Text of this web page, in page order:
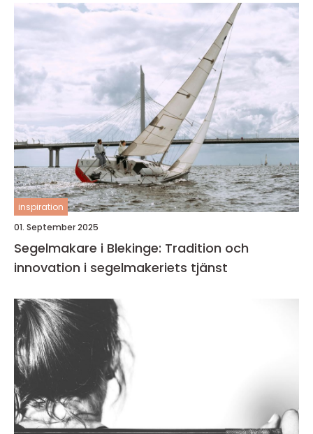
inspiration
01. September 2025
Segelmakare i Blekinge: Tradition och
innovation i segelmakeriets tjänst